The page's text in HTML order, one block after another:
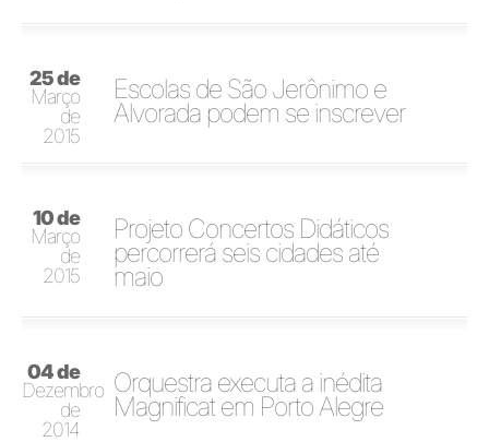
25 de
Março
de
2015
Escolas de São Jerônimo e
Alvorada podem se inscrever
10 de
Março
de
2015
Projeto Concertos Didáticos
percorrerá seis cidades até
maio
04 de
Dezembro
de
2014
Orquestra executa a inédita
Magnificat em Porto Alegre